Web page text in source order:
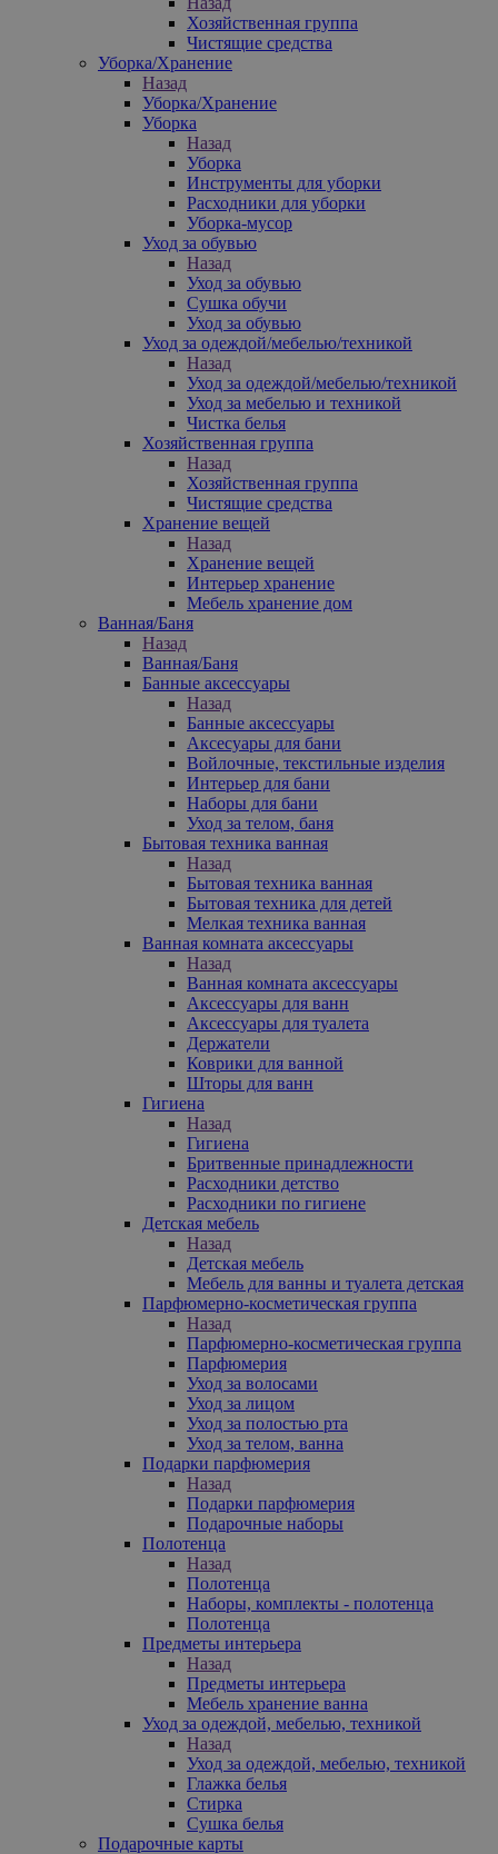
Хозяйственная группа
Чистящие средства
Уборка/Хранение
Назад
Уборка/Хранение
Уборка
Назад
Уборка
Инструменты для уборки
Расходники для уборки
Уборка-мусор
Уход за обувью
Назад
Уход за обувью
Сушка обучи
Уход за обувью
Уход за одеждой/мебелью/техникой
Назад
Уход за одеждой/мебелью/техникой
Уход за мебелью и техникой
Чистка белья
Хозяйственная группа
Назад
Хозяйственная группа
Чистящие средства
Хранение вещей
Назад
Хранение вещей
Интерьер хранение
Мебель хранение дом
Ванная/Баня
Назад
Ванная/Баня
Банные аксессуары
Назад
Банные аксессуары
Аксесуары для бани
Войлочные, текстильные изделия
Интерьер для бани
Наборы для бани
Уход за телом, баня
Бытовая техника ванная
Назад
Бытовая техника ванная
Бытовая техника для детей
Мелкая техника ванная
Ванная комната аксессуары
Назад
Ванная комната аксессуары
Аксессуары для ванн
Аксессуары для туалета
Держатели
Коврики для ванной
Шторы для ванн
Гигиена
Назад
Гигиена
Бритвенные принадлежности
Расходники детство
Расходники по гигиене
Детская мебель
Назад
Детская мебель
Мебель для ванны и туалета детская
Парфюмерно-косметическая группа
Назад
Парфюмерно-косметическая группа
Парфюмерия
Уход за волосами
Уход за лицом
Уход за полостью рта
Уход за телом, ванна
Подарки парфюмерия
Назад
Подарки парфюмерия
Подарочные наборы
Полотенца
Назад
Полотенца
Наборы, комплекты - полотенца
Полотенца
Предметы интерьера
Назад
Предметы интерьера
Мебель хранение ванна
Уход за одеждой, мебелью, техникой
Назад
Уход за одеждой, мебелью, техникой
Глажка белья
Стирка
Сушка белья
Подарочные карты